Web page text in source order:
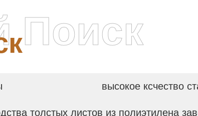
Поиск
высокое ксчество
толстых листов из полиэтилена